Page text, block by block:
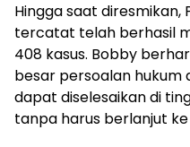
Hingga saat diresmikan,
tercatat telah berhasil
408 kasus. Bobby
besar persoalan hukum
dapat diselesaikan di
tanpa harus berlanjut ke